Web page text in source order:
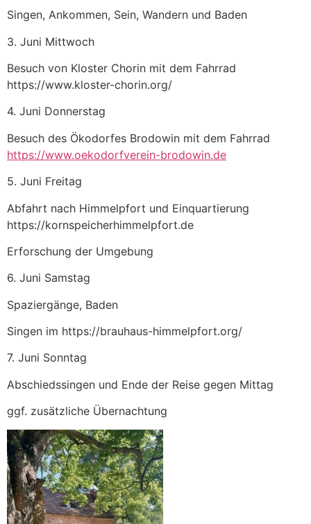
Singen, Ankommen, Sein, Wandern und Baden
3. Juni Mittwoch
Besuch von Kloster Chorin mit dem Fahrrad
https://www.kloster-chorin.org/
4. Juni Donnerstag
Besuch des Ökodorfes Brodowin mit dem Fahrrad
https://www.oekodorfverein-brodowin.de
5. Juni Freitag
Abfahrt nach Himmelpfort und Einquartierung
https://kornspeicherhimmelpfort.de
Erforschung der Umgebung
6. Juni Samstag
Spaziergänge, Baden
Singen im https://brauhaus-himmelpfort.org/
7. Juni Sonntag
Abschiedssingen und Ende der Reise gegen Mittag
ggf. zusätzliche Übernachtung